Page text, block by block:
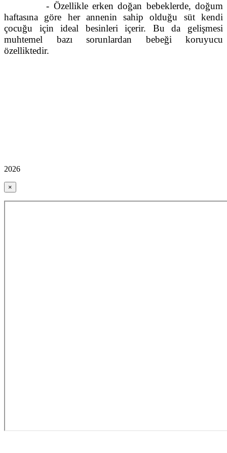
- Özellikle erken doğan bebeklerde, doğum
haftasına göre her annenin sahip olduğu süt kendi
çocuğu için ideal besinleri içerir. Bu da gelişmesi
muhtemel bazı sorunlardan bebeği koruyucu
özelliktedir.
2026
×